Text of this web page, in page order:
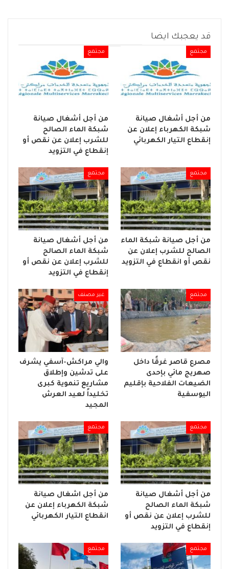
قد يعجبك ايضا
مجتمع
من أجل أشغال صيانة
شبكة الكهرباء إعلان عن
إنقطاع التيار الكهربائي
مجتمع
من أجل أشغال صيانة
شبكة الماء الصالح
للشرب إعلان عن نقص أو
إنقطاع في التزويد
مجتمع
من أجل صيانة شبكة الماء
الصالح للشرب إعلان عن
نقص أو انقطاع في التزويد
مجتمع
من أجل أشغال صيانة
شبكة الماء الصالح
للشرب إعلان عن نقص أو
إنقطاع في التزويد
مجتمع
مصرع قاصر غرقًا داخل
صهريج مائي بإحدى
الضيعات الفلاحية بإقليم
اليوسفية
غير مصنف
والي مراكش-آسفي يشرف
على تدشين وإطلاق
مشاريع تنموية كبرى
تخليداً لعيد العرش
المجيد
مجتمع
من أجل أشغال صيانة
شبكة الماء الصالح
للشرب إعلان عن نقص أو
إنقطاع في التزويد
مجتمع
من أجل اشغال صيانة
شبكة الكهرباء إعلان عن
انقطاع التيار الكهربائي
مجتمع مجتمع